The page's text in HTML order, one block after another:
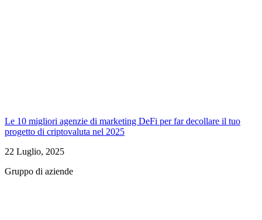
Le 10 migliori agenzie di marketing DeFi per far decollare il tuo
progetto di criptovaluta nel 2025
22 Luglio, 2025
Gruppo di aziende